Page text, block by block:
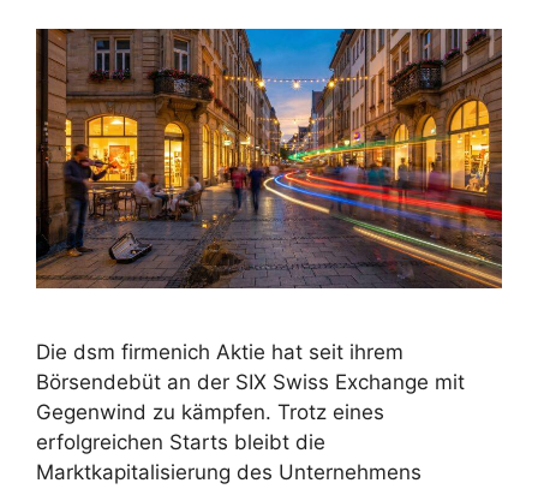
Die dsm firmenich Aktie hat seit ihrem
Börsendebüt an der SIX Swiss Exchange mit
Gegenwind zu kämpfen. Trotz eines
erfolgreichen Starts bleibt die
Marktkapitalisierung des Unternehmens